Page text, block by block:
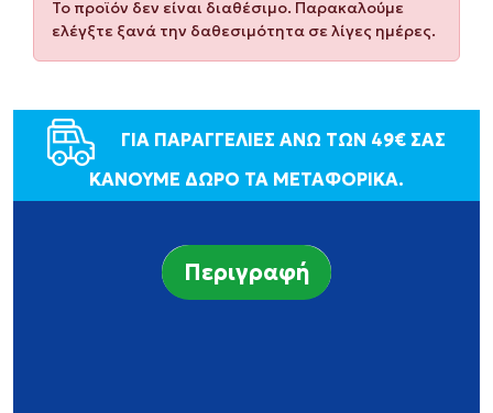
Το προϊόν δεν είναι διαθέσιμο. Παρακαλούμε
ελέγξτε ξανά την δαθεσιμότητα σε λίγες ημέρες.
ΓΙΑ ΠΑΡΑΓΓΕΛΙΕΣ ΑΝΩ ΤΩΝ 49€ ΣΑΣ
ΚΑΝΟΥΜΕ ΔΩΡΟ ΤΑ ΜΕΤΑΦΟΡΙΚΑ.
Περιγραφή